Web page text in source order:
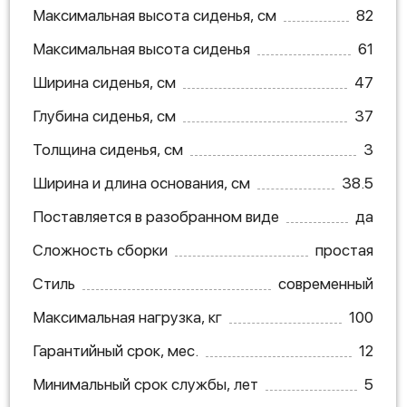
Максимальная высота сиденья, см
82
Максимальная высота сиденья
61
Ширина сиденья, см
47
Глубина сиденья, см
37
Толщина сиденья, см
3
Ширина и длина основания, см
38.5
Поставляется в разобранном виде
да
Сложность сборки
простая
Стиль
современный
Максимальная нагрузка, кг
100
Гарантийный срок, мес.
12
Минимальный срок службы, лет
5